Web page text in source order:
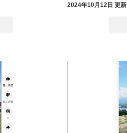
2024年10月12日 更新